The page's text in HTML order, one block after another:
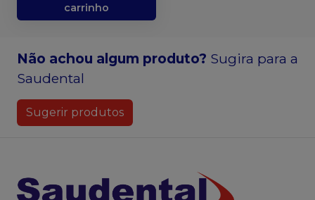
carrinho
Não achou algum produto? Sugira para a
Saudental
Sugerir produtos